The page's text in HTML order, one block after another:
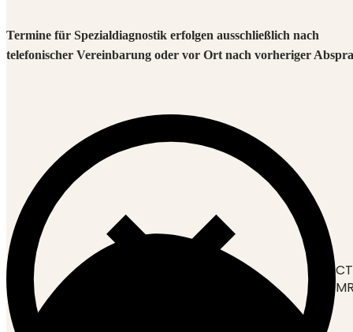
Termine für Spezialdiagnostik erfolgen ausschließlich nach
telefonischer Vereinbarung oder vor Ort nach vorheriger